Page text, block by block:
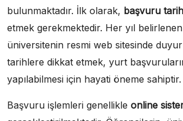
bulunmaktadır. İlk olarak, başvuru
etmek gerekmektedir. Her yıl
üniversitenin resmi web sitesinde
tarihlere dikkat etmek, yurt
yapılabilmesi için hayati öneme sahiptir.
Başvuru işlemleri genellikle online